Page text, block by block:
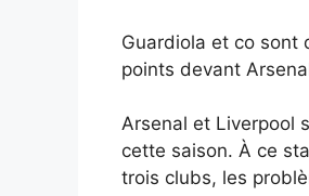
Guardiola et co sont
points devant
Arsenal et Liverpool
cette saison. À ce
trois clubs, les